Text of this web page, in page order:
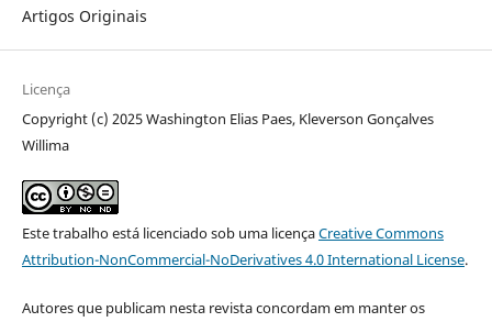
Artigos Originais
Licença
Copyright (c) 2025 Washington Elias Paes, Kleverson Gonçalves
Willima
Este trabalho está licenciado sob uma licençaCreative Commons
Attribution-NonCommercial-NoDerivatives 4.0 International License.
Autores que publicam nesta revista concordam em manter os